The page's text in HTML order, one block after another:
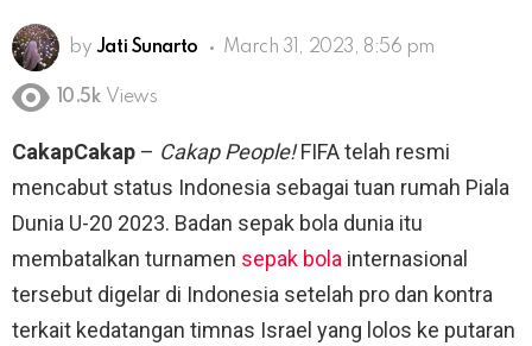
by Jati Sunarto March 31, 2023, 8:56 pm
10.5k Views
CakapCakap – Cakap People!FIFA telah resmi
mencabut status Indonesia sebagai tuan rumah Piala
Dunia U-20 2023. Badan sepak bola dunia itu
membatalkan turnamen sepak bola internasional
tersebut digelar di Indonesia setelah pro dan kontra
terkait kedatangan timnas Israel yang lolos ke putaran